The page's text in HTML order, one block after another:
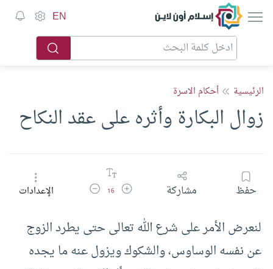
إسلام أون لاين EN
الرئيسية أحكام الاسرة
زوال البكارة وأثره على عقد النكاح
حفظ مشاركة زيادة حجم الخط
16 تقليل حجم الخطالإعدادات
لنعرض الأمر على شرع الله تعالى حتى يطرد الزوج
عن نفسه الوساوس، والشكوك ويزول عنه ما يجده